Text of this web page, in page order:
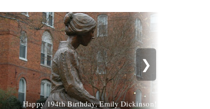
Happy 194th Birthday, Emily Dickinson!
❯